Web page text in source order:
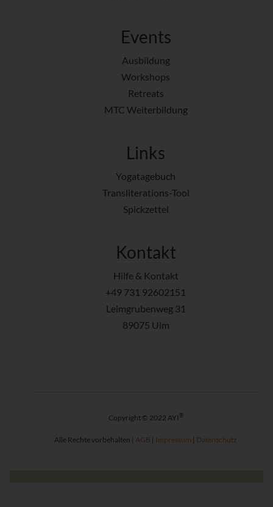
Events
Ausbildung
Workshops
Retreats
MTC Weiterbildung
Links
Yogatagebuch
Transliterations-Tool
Spickzettel
Kontakt
Hilfe & Kontakt
+49 731 92602151
Leimgrubenweg 31
89075 Ulm
Copyright © 2022 AYI ®
Alle Rechte vorbehalten | AGB | Impressum | Datenschutz